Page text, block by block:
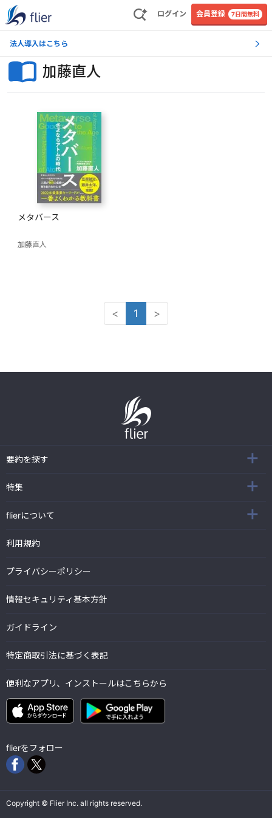
ログイン 会員登録 7日間無料
法人導入はこちら
加藤直人
メタバース
加藤直人
< 1 >
要約を探す
特集
flierについて
利用規約
プライバシーポリシー
情報セキュリティ基本方針
ガイドライン
特定商取引法に基づく表記
便利なアプリ、インストールはこちらから
flierをフォロー
Copyright © Flier Inc. all rights reserved.